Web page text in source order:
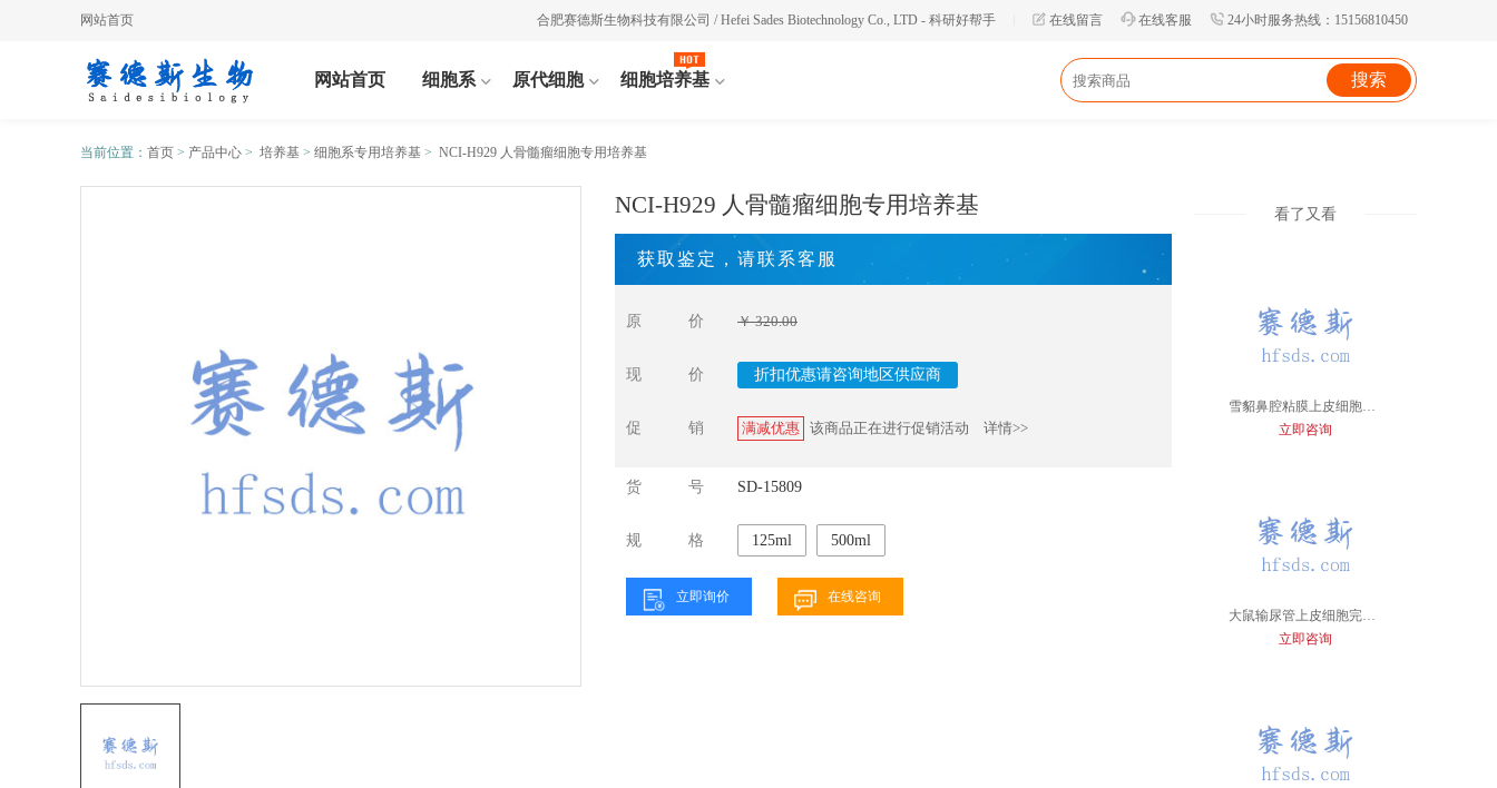
网站首页 合肥赛德斯生物科技有限公司 / Hefei Sades Biotechnology Co., LTD - 科研好帮手 在线留言 在线客服 24小时服务热线：15156810450
网站首页 细胞系 原代细胞 细胞培养基
当前位置： 首页 > 产品中心 > 培养基 > 细胞系专用培养基 > NCI-H929 人骨髓瘤细胞专用培养基
NCI-H929 人骨髓瘤细胞专用培养基
获取鉴定，请联系客服
原价 ￥ 320.00
现价 折扣优惠请咨询地区供应商
促销 满减优惠 该商品正在进行促销活动 详情>>
货号 SD-15809
规格 125ml 500ml
立即询价 在线咨询
看了又看
雪貂鼻腔粘膜上皮细胞永生化
立即咨询
大鼠输尿管上皮细胞完全培养基
立即咨询